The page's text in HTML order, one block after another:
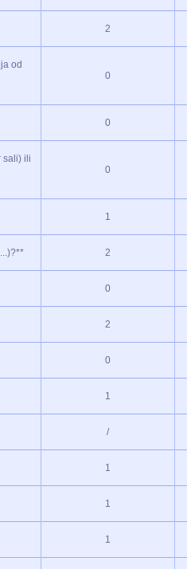
2
od
0
0
sali) ili
0
1
2
0
2
0
1
/
1
1
1